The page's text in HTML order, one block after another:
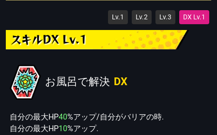
Lv.1 Lv.2 Lv.3 DX Lv.1
スキルDX Lv.1
お風呂で解決 DX
自分の最大HP40%アップ/自分がバリアの時.
自分の最大HP10%アップ.